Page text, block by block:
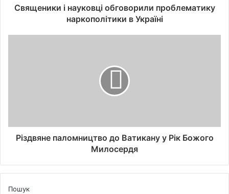
Священики і науковці обговорили проблематику
наркополітики в Україні
Різдвяне паломництво до Ватикану у Рік Божого
Милосердя
Пошук